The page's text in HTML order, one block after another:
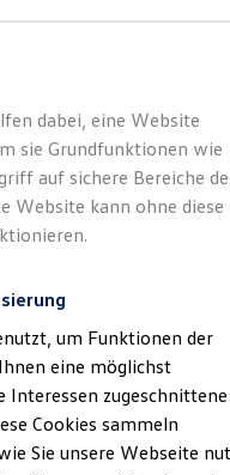
ist die Autohaus
)
dabei, eine Website
sie Grundfunktionen wie
auf sichere Bereiche
Website kann ohne diese
um Funktionen der
eine möglichst
zugeschnittene
Cookies sammeln
Sie unsere Webseite